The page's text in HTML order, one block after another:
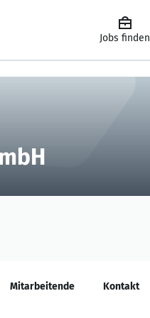
Jobs finden
Mitarbeitende Kontakt